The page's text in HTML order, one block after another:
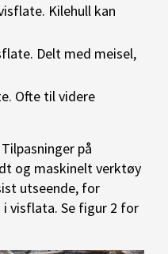
Kilehull kan
Delt med meisel,
Ofte til videre
på
og maskinelt verktøy
utseende, for
i visflata. Se figur 2 for